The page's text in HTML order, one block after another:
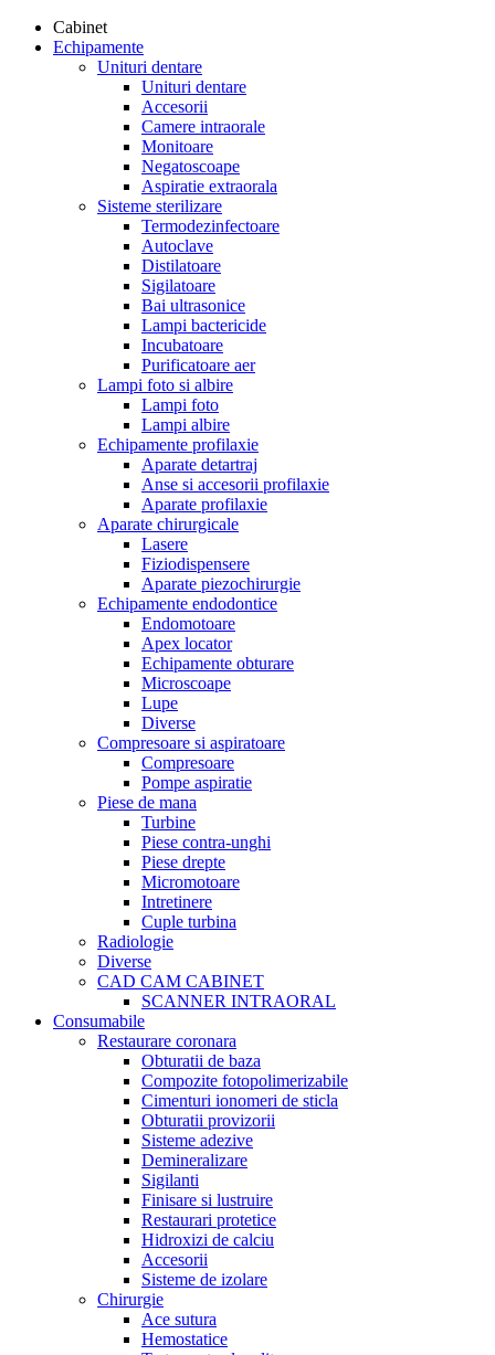
Cabinet
Echipamente
Unituri dentare
Unituri dentare
Accesorii
Camere intraorale
Monitoare
Negatoscoape
Aspiratie extraorala
Sisteme sterilizare
Termodezinfectoare
Autoclave
Distilatoare
Sigilatoare
Bai ultrasonice
Lampi bactericide
Incubatoare
Purificatoare aer
Lampi foto si albire
Lampi foto
Lampi albire
Echipamente profilaxie
Aparate detartraj
Anse si accesorii profilaxie
Aparate profilaxie
Aparate chirurgicale
Lasere
Fiziodispensere
Aparate piezochirurgie
Echipamente endodontice
Endomotoare
Apex locator
Echipamente obturare
Microscoape
Lupe
Diverse
Compresoare si aspiratoare
Compresoare
Pompe aspiratie
Piese de mana
Turbine
Piese contra-unghi
Piese drepte
Micromotoare
Intretinere
Cuple turbina
Radiologie
Diverse
CAD CAM CABINET
SCANNER INTRAORAL
Consumabile
Restaurare coronara
Obturatii de baza
Compozite fotopolimerizabile
Cimenturi ionomeri de sticla
Obturatii provizorii
Sisteme adezive
Demineralizare
Sigilanti
Finisare si lustruire
Restaurari protetice
Hidroxizi de calciu
Accesorii
Sisteme de izolare
Chirurgie
Ace sutura
Hemostatice